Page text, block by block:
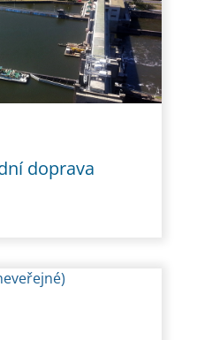
doprava